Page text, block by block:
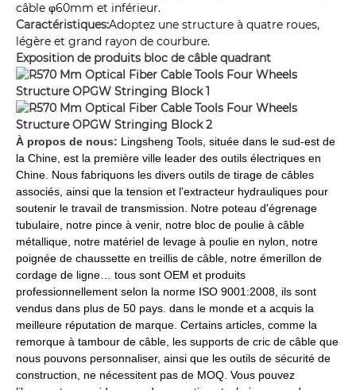
câble φ60mm et inférieur.
Caractéristiques:Adoptez une structure à quatre roues,
légère et grand rayon de courbure.
Exposition de produits bloc de câble quadrant
À propos de nous: Lingsheng Tools, située dans le sud-est de
la Chine, est la première ville leader des outils électriques en
Chine. Nous fabriquons les divers outils de tirage de câbles
associés, ainsi que la tension et l'extracteur hydrauliques pour
soutenir le travail de transmission. Notre poteau d'égrenage
tubulaire, notre pince à venir, notre bloc de poulie à câble
métallique, notre matériel de levage à poulie en nylon, notre
poignée de chaussette en treillis de câble, notre émerillon de
cordage de ligne… tous sont OEM et produits
professionnellement selon la norme ISO 9001:2008, ils sont
vendus dans plus de 50 pays. dans le monde et a acquis la
meilleure réputation de marque. Certains articles, comme la
remorque à tambour de câble, les supports de cric de câble que
nous pouvons personnaliser, ainsi que les outils de sécurité de
construction, ne nécessitent pas de MOQ. Vous pouvez